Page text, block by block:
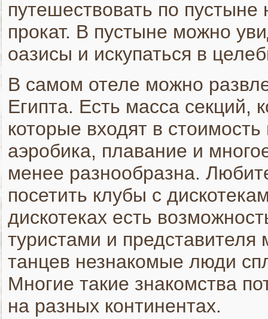
путешествовать по
прокат. В пустыне можно
оазисы и искупаться в
В самом отеле можно
Египта. Есть масса секций,
которые входят в
аэробика, плавание и
менее разнообразна.
посетить клубы с
дискотеках есть
туристами и
танцев незнакомые люди
Многие такие знакомства
на разных континентах.